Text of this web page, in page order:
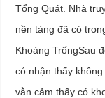
Tổng Quát. Nhà
nền tảng đã có
Khoảng TrốngSau
có nhận thấy
vẫn cảm thấy có